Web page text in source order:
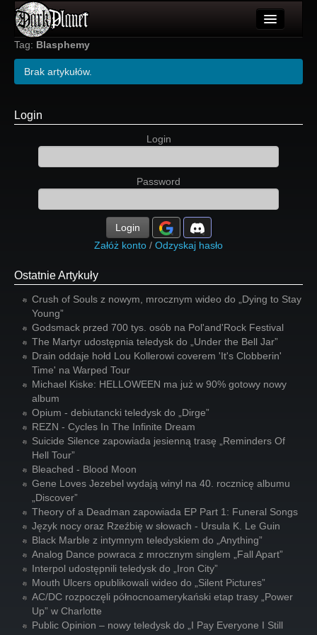
Artykuły
Użytkownicy
Galeria
Login
Tag: Blasphemy
Brak artykułów.
Login
Login
Password
Login
Załóż konto / Odzyskaj hasło
Ostatnie Artykuły
Crush of Souls z nowym, mrocznym wideo do „Dying to Stay
Young”
Godsmack przed 700 tys. osób na Pol'and'Rock Festival
The Martyr udostępnia teledysk do „Under the Bell Jar”
Drain oddaje hołd Lou Kollerowi coverem 'It's Clobberin'
Time' na Warped Tour
Michael Kiske: HELLOWEEN ma już w 90% gotowy nowy
album
Opium - debiutancki teledysk do „Dirge”
REZN - Cycles In The Infinite Dream
Suicide Silence zapowiada jesienną trasę „Reminders Of
Hell Tour”
Bleached - Blood Moon
Gene Loves Jezebel wydają winyl na 40. rocznicę albumu
„Discover”
Theory of a Deadman zapowiada EP Part 1: Funeral Songs
Język nocy oraz Rzeźbię w słowach - Ursula K. Le Guin
Black Marble z intymnym teledyskiem do „Anything”
Analog Dance powraca z mrocznym singlem „Fall Apart”
Interpol udostępnili teledysk do „Iron City”
Mouth Ulcers opublikowali wideo do „Silent Pictures”
AC/DC rozpoczęli północnoamerykański etap trasy „Power
Up” w Charlotte
Public Opinion – nowy teledysk do „I Pay Everyone I Still